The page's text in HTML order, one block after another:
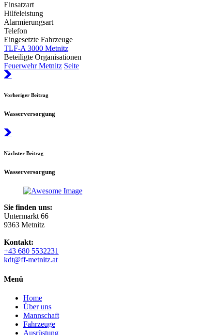
Einsatzart
Hilfeleistung
Alarmierungsart
Telefon
Eingesetzte Fahrzeuge
TLF-A 3000 Metnitz
Beteiligte Organisationen
Feuerwehr Metnitz Seite
Vorheriger Beitrag
Wasserversorgung
Nächster Beitrag
Wasserversorgung
Sie finden uns:
Untermarkt 66
9363 Metnitz
Kontakt:
+43 680 5532231
kdt@ff-metnitz.at
Menü
Home
Über uns
Mannschaft
Fahrzeuge
Ausrüstung